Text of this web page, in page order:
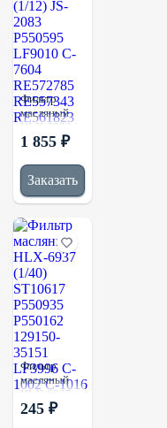
Фильтр
масляный
HLX-6983
(1/12) JS-
P550595
LF9010 C-
7604
RE557343
RE561823
1 855 ₽
Заказать
Фильтр
масляный
HLX-6937
(1/40)
245 ₽